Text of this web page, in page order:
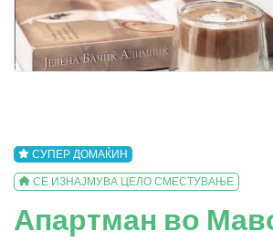
СУПЕР ДОМАЌИН
СЕ ИЗНАЈМУВА ЦЕЛО СМЕСТУВАЊЕ
Апартман во